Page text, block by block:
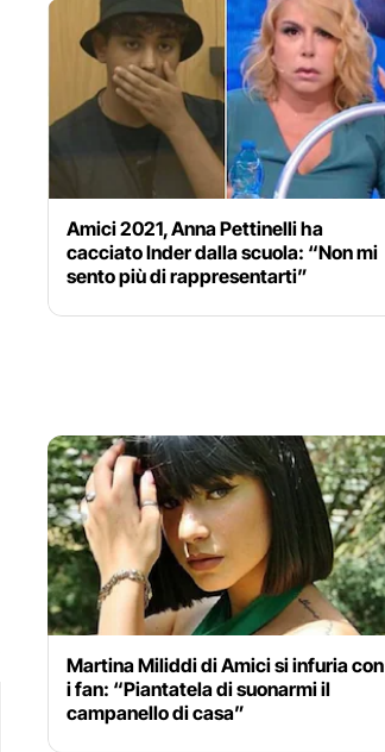
Amici 2021, Anna Pettinelli ha
cacciato Inder dalla scuola: “Non mi
sento più di rappresentarti”
Martina Miliddi di Amici si infuria con
i fan: “Piantatela di suonarmi il
campanello di casa”